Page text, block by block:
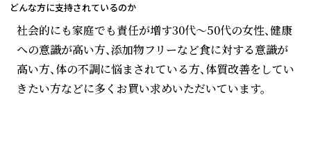
どんな方に支持されているのか
社会的にも家庭でも責任が増す30代～50代の女性、健康
への意識が高い方、添加物フリーなど食に対する意識が
高い方、体の不調に悩まされている方、体質改善をしてい
きたい方などに多くお買い求めいただいています。